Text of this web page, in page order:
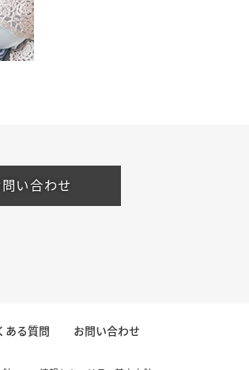
い合わせ
ある質問 お問い合わせ